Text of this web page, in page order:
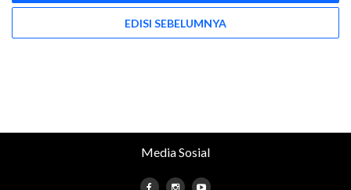
EDISI SEBELUMNYA
Media Sosial